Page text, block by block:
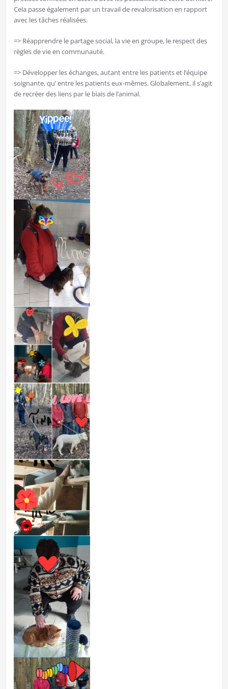
Cela passe également par un travail de revalorisation en rapport
avec les tâches réalisées.
=> Réapprendre le partage social, la vie en groupe, le respect des
règles de vie en communauté.
=> Développer les échanges, autant entre les patients et l’équipe
soignante, qu’ entre les patients eux-mêmes. Globalement, il s’agit
de recréer des liens par le biais de l’animal.